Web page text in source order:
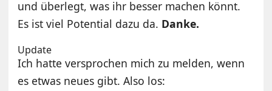
und überlegt, was ihr besser machen könnt.
Es ist viel Potential dazu da. Danke.
Update
Ich hatte versprochen mich zu melden, wenn
es etwas neues gibt. Also los: